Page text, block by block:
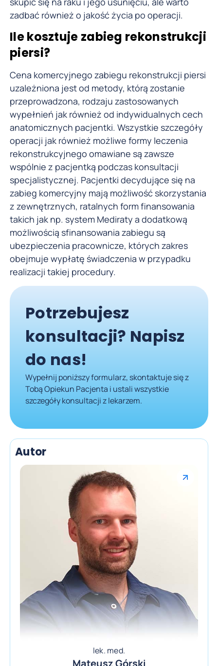
zadbać również o jakość życia po operacji.
Ile kosztuje zabieg rekonstrukcji
piersi?
Cena komercyjnego zabiegu rekonstrukcji piersi
uzależniona jest od metody, którą zostanie
przeprowadzona, rodzaju zastosowanych
wypełnień jak również od indywidualnych cech
anatomicznych pacjentki. Wszystkie szczegóły
operacji jak również możliwe formy leczenia
rekonstrukcyjnego omawiane są zawsze
wspólnie z pacjentką podczas konsultacji
specjalistycznej. Pacjentki decydujące się na
zabieg komercyjny mają możliwość skorzystania
z zewnętrznych, ratalnych form finansowania
takich jak np. system Mediraty a dodatkową
możliwością sfinansowania zabiegu są
ubezpieczenia pracownicze, których zakres
obejmuje wypłatę świadczenia w przypadku
realizacji takiej procedury.
Potrzebujesz
konsultacji? Napisz
do nas!
Wypełnij poniższy formularz, skontaktuje się z
Tobą Opiekun Pacjenta i ustali wszystkie
szczegóły konsultacji z lekarzem.
Autor
lek. med.